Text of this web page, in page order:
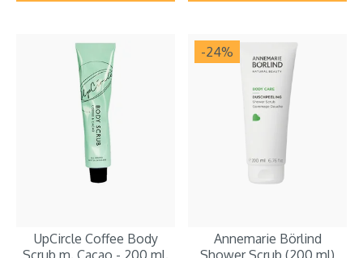
UpCircle Coffee Body
Scrub m. Cacao - 200 ml.
-24%
Annemarie Börlind
Shower Scrub (200 ml)